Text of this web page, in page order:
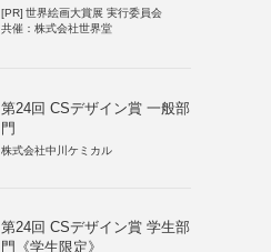
[PR] 世界絵画大賞展 実行委員会
共催：株式会社世界堂
第24回 CSデザイン賞 一般部
門
株式会社中川ケミカル
第24回 CSデザイン賞 学生部
門《学生限定》